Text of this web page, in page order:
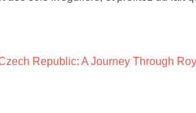
Republic: A Journey Through